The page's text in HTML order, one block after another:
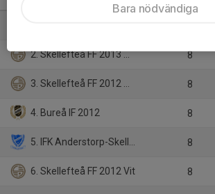
2. Skellefteå FF 2013 Svart 8
3. Skellefteå FF 2012 Svart 8
4. Bureå IF 2012 8
5. IFK Anderstorp-Skellefteå 2012 8
6. Skellefteå FF 2012 Vit 8
Bara nödvändiga